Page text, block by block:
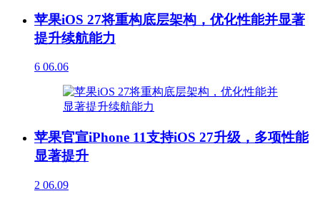
苹果iOS 27将重构底层架构，优化性能并显著
提升续航能力
6 06.06
苹果官宣iPhone 11支持iOS 27升级，多项性能
显著提升
2 06.09